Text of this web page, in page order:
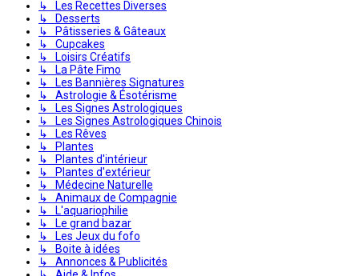
↳ Les Recettes Diverses
↳ Desserts
↳ Pâtisseries & Gâteaux
↳ Cupcakes
↳ Loisirs Créatifs
↳ La Pâte Fimo
↳ Les Bannières Signatures
↳ Astrologie & Ésotérisme
↳ Les Signes Astrologiques
↳ Les Signes Astrologiques Chinois
↳ Les Rêves
↳ Plantes
↳ Plantes d'intérieur
↳ Plantes d'extérieur
↳ Médecine Naturelle
↳ Animaux de Compagnie
↳ L'aquariophilie
↳ Le grand bazar
↳ Les Jeux du fofo
↳ Boite à idées
↳ Annonces & Publicités